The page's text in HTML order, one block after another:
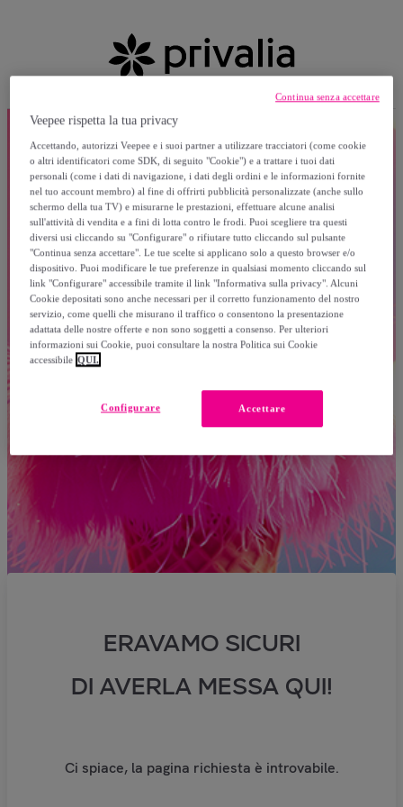
ERAVAMO SICURI
DI AVERLA MESSA QUI!
Ci spiace, la pagina richiesta è introvabile.
Veepee rispetta la tua privacy
Accettando, autorizzi Veepee e i suoi partner a utilizzare tracciatori (come cookie
o altri identificatori come SDK, di seguito "Cookie") e a trattare i tuoi dati
personali (come i dati di navigazione, i dati degli ordini e le informazioni fornite
nel tuo account membro) al fine di offrirti pubblicità personalizzate (anche sullo
schermo della tua TV) e misurarne le prestazioni, effettuare alcune analisi
sull'attività di vendita e a fini di lotta contro le frodi. Puoi scegliere tra questi
diversi usi cliccando su "Configurare" o rifiutare tutto cliccando sul pulsante
"Continua senza accettare". Le tue scelte si applicano solo a questo browser e/o
dispositivo. Puoi modificare le tue preferenze in qualsiasi momento cliccando sul
link "Configurare" accessibile tramite il link "Informativa sulla privacy". Alcuni
Cookie depositati sono anche necessari per il corretto funzionamento del nostro
servizio, come quelli che misurano il traffico o consentono la presentazione
adattata delle nostre offerte e non sono soggetti a consenso. Per ulteriori
informazioni sui Cookie, puoi consultare la nostra Politica sui Cookie
accessibile QUI.
Accettare
Configurare
Continua senza accettare